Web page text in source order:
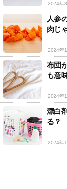
2024年8
人参
肉じ
2024年
布団
も意
2024年
漂白
る？
2024年